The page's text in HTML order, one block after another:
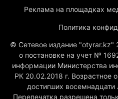
Реклама на площадках
Политика
© Сетевое издание "otyrar.kz"
о постановке на учет №
информации Министерства
РК 20.02.2018 г. Возрастное
достигших восемнадцати
Перепечатка разрешена